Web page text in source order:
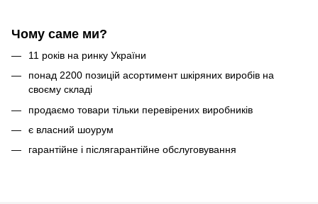
Чому саме ми?
11 років на ринку України
понад 2200 позицій асортимент шкіряних виробів на
своєму складі
продаємо товари тільки перевірених виробників
є власний шоурум
гарантійне і післягарантійне обслуговування